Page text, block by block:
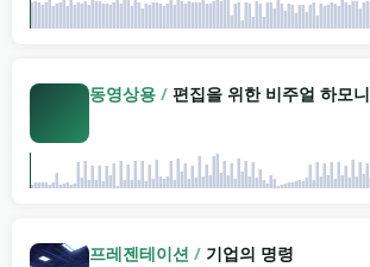
동영상용 / 편집을 위한 비주얼 하모니
프레젠테이션 / 기업의 명령